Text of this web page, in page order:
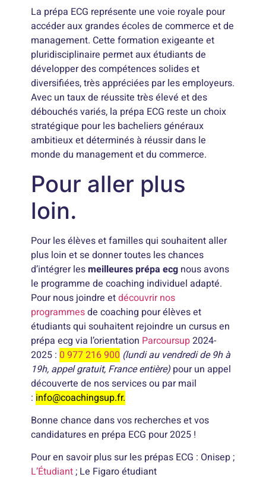
La prépa ECG représente une voie royale pour
accéder aux grandes écoles de commerce et de
management. Cette formation exigeante et
pluridisciplinaire permet aux étudiants de
développer des compétences solides et
diversifiées, très appréciées par les employeurs.
Avec un taux de réussite très élevé et des
débouchés variés, la prépa ECG reste un choix
stratégique pour les bacheliers généraux
ambitieux et déterminés à réussir dans le
monde du management et du commerce.
Pour aller plus
loin.
Pour les élèves et familles qui souhaitent aller
plus loin et se donner toutes les chances
d’intégrer lesmeilleures prépa ecg nous avons
le programme de coaching individuel adapté.
Pour nous joindre etdécouvrir nos
programmesde coaching pour élèves et
étudiants qui souhaitent rejoindre un cursus en
prépa ecg via l’orientation Parcoursup2024-
2025 : 0 977 216 900 (lundi au vendredi de 9h à
19h, appel gratuit, France entière) pour un appel
découverte de nos services ou par mail
: info@coachingsup.fr.
Bonne chance dans vos recherches et vos
candidatures en prépa ECG pour 2025 !
Pour en savoir plus sur les prépas ECG : Onisep ;
L’Étudiant; Le Figaro étudiant